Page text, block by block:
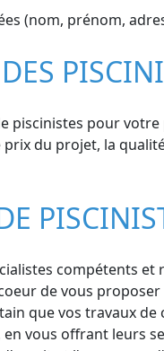
(nom, prénom,
piscinistes pour
du projet, la
compétents
de vous
que vos travaux
vous offrant leurs